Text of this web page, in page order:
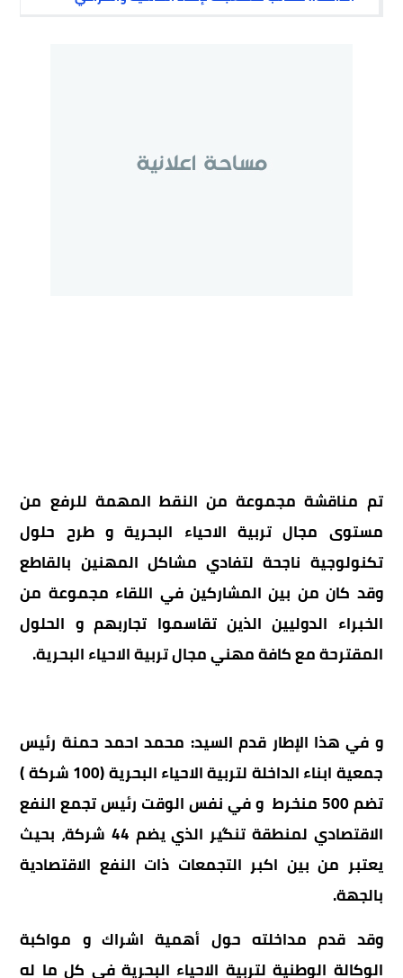
تم مناقشة مجموعة من النقط المهمة للرفع من
مستوى مجال تربية الاحياء البحرية و طرح حلول
تكنولوجية ناجحة لتفادي مشاكل المهنين بالقاطع
وقد كان من بين المشاركين في اللقاء مجموعة من
الخبراء الدوليين الذين تقاسموا تجاربهم و الحلول
المقترحة مع كافة مهني مجال تربية الاحياء البحرية.
و في هذا الإطار قدم السيد: محمد احمد حمنة رئيس
جمعية ابناء الداخلة لتربية الاحياء البحرية (100 شركة )
تضم 500 منخرط
و في نفس الوقت رئيس تجمع النفع
الاقتصادي لمنطقة تنگير الذي يضم 44 شركة، بحيث
يعتبر من بين اكبر التجمعات ذات النفع الاقتصادية
بالجهة.
وقد قدم مداخلته حول أهمية اشراك و مواكبة
الوكالة الوطنية لتربية الاحياء البحرية في كل ما له